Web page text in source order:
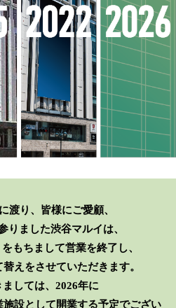
渡り、皆様にご愛顧、
りました渋谷マルイは、
もちまして営業を終了し、
えをさせていただきます。
しては、2026年に
施設として開業する予定でござい